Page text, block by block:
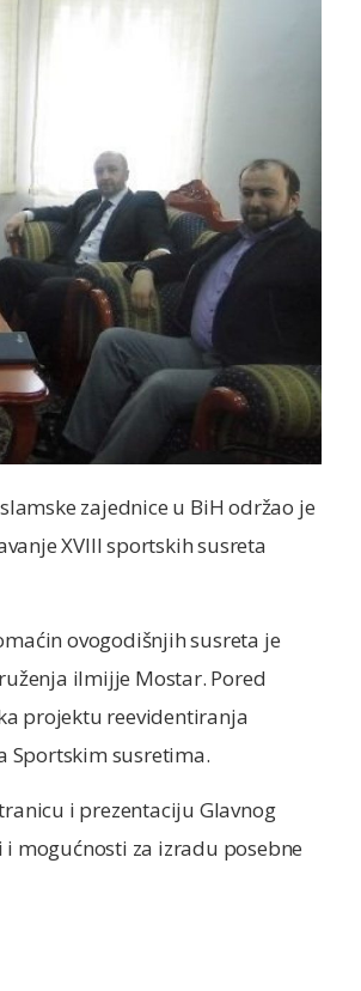
zajednice u BiH održao je
XVIII sportskih susreta
ovogodišnjih susreta je
ilmijje Mostar. Pored
projektu reevidentiranja
Sportskim susretima.
i prezentaciju Glavnog
mogućnosti za izradu posebne